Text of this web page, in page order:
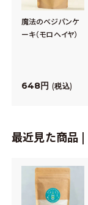
魔法のベジパンケ
ーキ（モロヘイヤ）
648 税込
最近見た商品 |